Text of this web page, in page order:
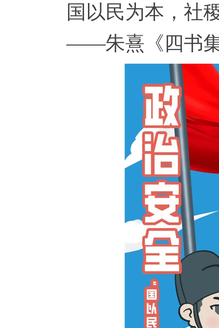
国以民为本，社
——朱熹《四书